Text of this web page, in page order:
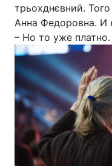
трьохднєвний.
Анна Федоровна. И
– Но то уже платно.